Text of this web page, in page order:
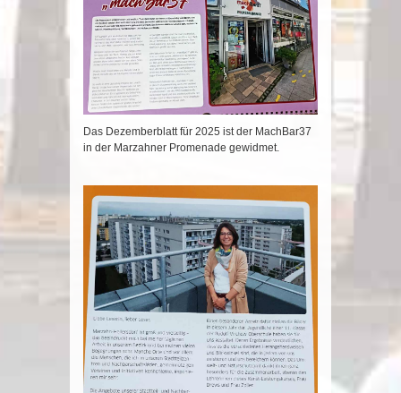
Das Dezemberblatt für 2025 ist der MachBar37
in der Marzahner Promenade gewidmet.